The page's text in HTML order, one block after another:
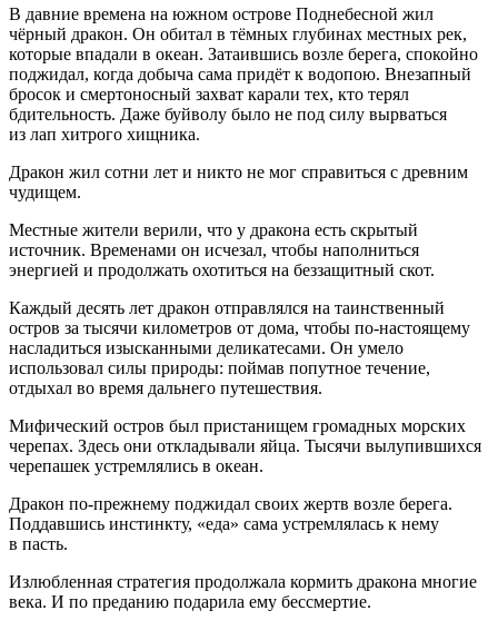
В давние времена на южном острове Поднебесной жил
чёрный дракон. Он обитал в тёмных глубинах местных рек,
которые впадали в океан. Затаившись возле берега, спокойно
поджидал, когда добыча сама придёт к водопою. Внезапный
бросок и смертоносный захват карали тех, кто терял
бдительность. Даже буйволу было не под силу вырваться
из лап хитрого хищника.
Дракон жил сотни лет и никто не мог справиться с древним
чудищем.
Местные жители верили, что у дракона есть скрытый
источник. Временами он исчезал, чтобы наполниться
энергией и продолжать охотиться на беззащитный скот.
Каждый десять лет дракон отправлялся на таинственный
остров за тысячи километров от дома, чтобы по-настоящему
насладиться изысканными деликатесами. Он умело
использовал силы природы: поймав попутное течение,
отдыхал во время дальнего путешествия.
Мифический остров был пристанищем громадных морских
черепах. Здесь они откладывали яйца. Тысячи вылупившихся
черепашек устремлялись в океан.
Дракон по-прежнему поджидал своих жертв возле берега.
Поддавшись инстинкту, «еда» сама устремлялась к нему
в пасть.
Излюбленная стратегия продолжала кормить дракона многие
века. И по преданию подарила ему бессмертие.